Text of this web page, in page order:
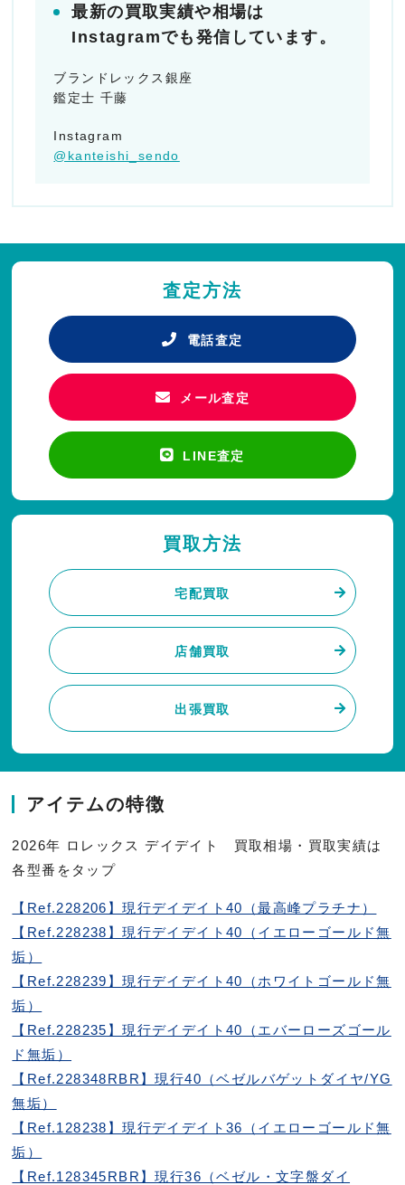
最新の買取実績や相場は
Instagramでも発信しています。
ブランドレックス銀座
鑑定士 千藤
Instagram
@kanteishi_sendo
査定方法
電話査定
メール査定
LINE査定
買取方法
宅配買取
店舗買取
出張買取
アイテムの特徴
2026年 ロレックス デイデイト 買取相場・買取実績は
各型番をタップ
【Ref.228206】現行デイデイト40（最高峰プラチナ）
【Ref.228238】現行デイデイト40（イエローゴールド無
垢）
【Ref.228239】現行デイデイト40（ホワイトゴールド無
垢）
【Ref.228235】現行デイデイト40（エバーローズゴール
ド無垢）
【Ref.228348RBR】現行40（ベゼルバゲットダイヤ/YG
無垢）
【Ref.128238】現行デイデイト36（イエローゴールド無
垢）
【Ref.128345RBR】現行36（ベゼル・文字盤ダイ